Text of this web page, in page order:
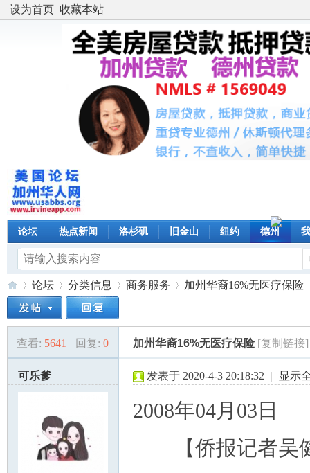
设为首页 收藏本站
论坛 热点新闻 洛杉矶 旧金山 纽约 德州
美»
论坛
›
分类信息 商务服务
›
加州华裔16%无医疗保险
查看: 5641 | 回复: 0 加州华裔16%无医疗保险 [复制链接]
可乐爹 发表于 2020-4-3 20:18:32 | 显示
2008年04月03日
【侨报记者吴